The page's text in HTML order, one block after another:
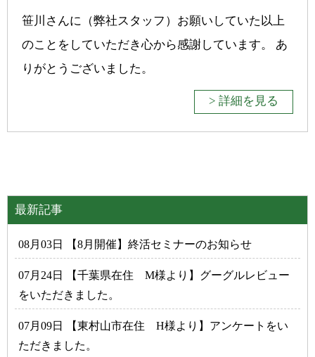
笹川さんに（弊社スタッフ）お願いしていた以上
のことをしていただき心から感謝しています。 あ
りがとうございました。
> 詳細を見る
最新記事
08月03日 【8月開催】終活セミナーのお知らせ
07月24日 【千葉県在住 M様より】グーグルレビュー
をいただきました。
07月09日 【東村山市在住 H様より】アンケートをい
ただきました。